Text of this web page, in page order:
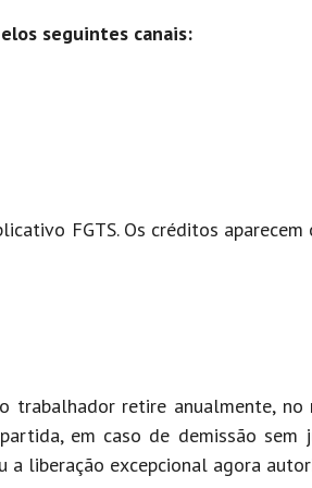
seguintes canais:
FGTS. Os créditos aparecem
trabalhador retire anualmente,
em caso de demissão sem
liberação excepcional agora